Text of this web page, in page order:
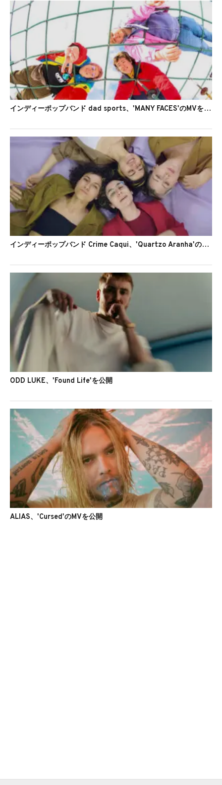
インディーポップバンド dad sports、'MANY FACES'のMVを公開
インディーポップバンド Crime Caqui、'Quartzo Aranha'のMVを公開
ODD LUKE、'Found Life'を公開
ALIAS、'Cursed'のMVを公開